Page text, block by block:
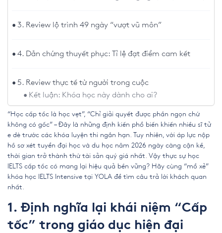
3. Review lộ trình 49 ngày “vượt vũ môn”
4. Dẫn chứng thuyết phục: Tỉ lệ đạt điểm cam kết
5. Review thực tế từ người trong cuộc
Kết luận: Khóa học này dành cho ai?
“Học cấp tốc là học vẹt”, “Chỉ giải quyết được phần ngọn chứ
không có gốc” – Đây là những định kiến phổ biến khiến nhiều sĩ tử
e dè trước các khóa luyện thi ngắn hạn. Tuy nhiên, với áp lực nộp
hồ sơ xét tuyển đại học và du học năm 2026 ngày càng cận kề,
thời gian trở thành thứ tài sản quý giá nhất. Vậy thực sự học
IELTS cấp tốc có mang lại hiệu quả bền vững? Hãy cùng “mổ xẻ”
khóa học IELTS Intensive tại YOLA để tìm câu trả lời khách quan
nhất.
1. Định nghĩa lại khái niệm “Cấp
tốc” trong giáo dục hiện đại